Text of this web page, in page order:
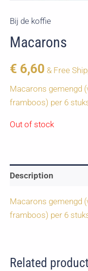
Bij de koffie
Macarons
€ 6,60 & Free
Macarons gemengd
framboos) per 6
Out of stock
Description
Macarons gemengd
framboos) per 6
Related